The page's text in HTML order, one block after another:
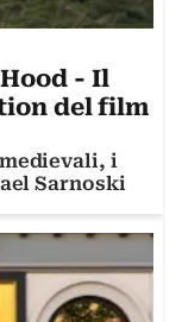
- Il
del film
i
Sarnoski